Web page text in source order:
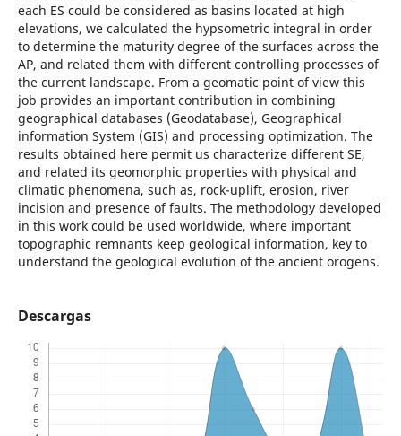
each ES could be considered as basins located at high
elevations, we calculated the hypsometric integral in order
to determine the maturity degree of the surfaces across the
AP, and related them with different controlling processes of
the current landscape. From a geomatic point of view this
job provides an important contribution in combining
geographical databases (Geodatabase), Geographical
information System (GIS) and processing optimization. The
results obtained here permit us characterize different SE,
and related its geomorphic properties with physical and
climatic phenomena, such as, rock-uplift, erosion, river
incision and presence of faults. The methodology developed
in this work could be used worldwide, where important
topographic remnants keep geological information, key to
understand the geological evolution of the ancient orogens.
Descargas